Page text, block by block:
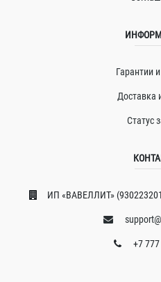
Гарантии
Доставка
Статус
ИП «ВAВЕЛЛИT»
+7